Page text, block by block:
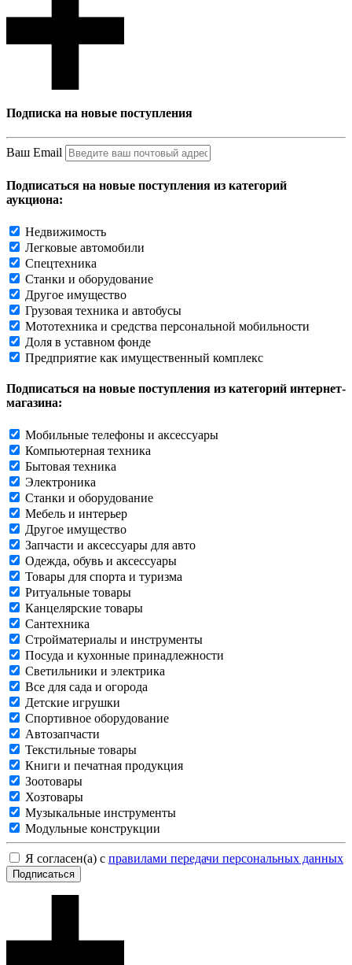
Подписка на новые поступления
Ваш Email
Подписаться на новые поступления из категорий
аукциона:
Недвижимость
Легковые автомобили
Спецтехника
Станки и оборудование
Другое имущество
Грузовая техника и автобусы
Мототехника и средства персональной мобильности
Доля в уставном фонде
Предприятие как имущественный комплекс
Подписаться на новые поступления из категорий интернет-
магазина:
Мобильные телефоны и аксессуары
Компьютерная техника
Бытовая техника
Электроника
Станки и оборудование
Мебель и интерьер
Другое имущество
Запчасти и аксессуары для авто
Одежда, обувь и аксессуары
Товары для спорта и туризма
Ритуальные товары
Канцелярские товары
Сантехника
Стройматериалы и инструменты
Посуда и кухонные принадлежности
Светильники и электрика
Все для сада и огорода
Детские игрушки
Спортивное оборудование
Автозапчасти
Текстильные товары
Книги и печатная продукция
Зоотовары
Хозтовары
Музыкальные инструменты
Модульные конструкции
Я согласен(а) с правилами передачи персональных данных
Подписаться